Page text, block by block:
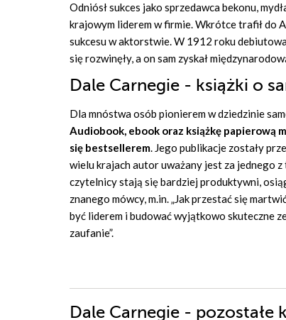
Odniósł sukces jako sprzedawca bekonu,
krajowym liderem w firmie. Wkrótce trafił do
sukcesu w aktorstwie. W 1912 roku
się rozwinęły, a on sam zyskał
Dale Carnegie - książki o
Dla mnóstwa osób pionierem w dziedzinie
Audiobook, ebook oraz książkę papierową
się bestsellerem. Jego publikacje zostały
wielu krajach autor uważany jest za jednego
czytelnicy stają się bardziej produktywni,
znanego mówcy, m.in. „Jak przestać się
być liderem i budować wyjątkowo skuteczne
zaufanie”.
Dale Carnegie - pozostałe